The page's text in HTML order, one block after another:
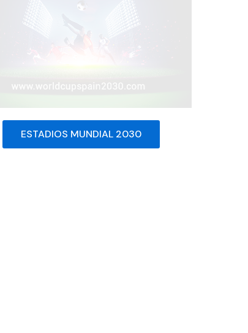
ESTADIOS MUNDIAL 2030